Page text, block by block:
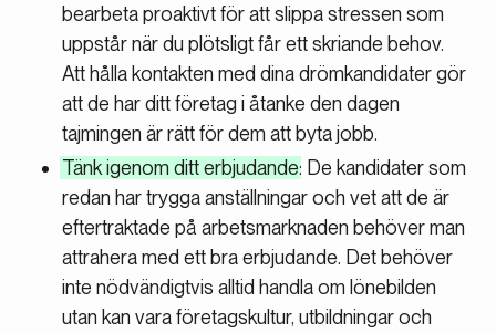
bearbeta proaktivt för att slippa stressen som
uppstår när du plötsligt får ett skriande behov.
Att hålla kontakten med dina drömkandidater gör
att de har ditt företag i åtanke den dagen
tajmingen är rätt för dem att byta jobb.
Tänk igenom ditt erbjudande: De kandidater som
redan har trygga anställningar och vet att de är
eftertraktade på arbetsmarknaden behöver man
attrahera med ett bra erbjudande. Det behöver
inte nödvändigtvis alltid handla om lönebilden
utan kan vara företagskultur, utbildningar och